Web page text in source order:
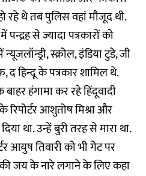
थे तब पुलिस वहां मौजूद थी.
से ज्यादा पत्रकारों को
स्क्रोल, इंडिया टुडे, जी
द हिन्दू के पत्रकार शामिल थे.
हंगामा कर रहे हिंदूवादी
आशुतोष मिश्रा और
था. उन्हें बुरी तरह से मारा था.
आयुष तिवारी को भी गेट पर
की जय के नारे लगाने के लिए कहा